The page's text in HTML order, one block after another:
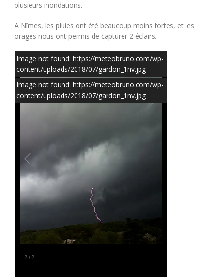
plusieurs inondations.
A Nîmes, les pluies ont été beaucoup moins fortes, et les
orages nous ont permis de capturer 2 éclairs.
2 / 2
Image not found: https://meteobruno.com/wp-
content/uploads/2018/07/gardon_1nv.jpg
Image not found: https://meteobruno.com/wp-
content/uploads/2018/07/gardon_1nv.jpg